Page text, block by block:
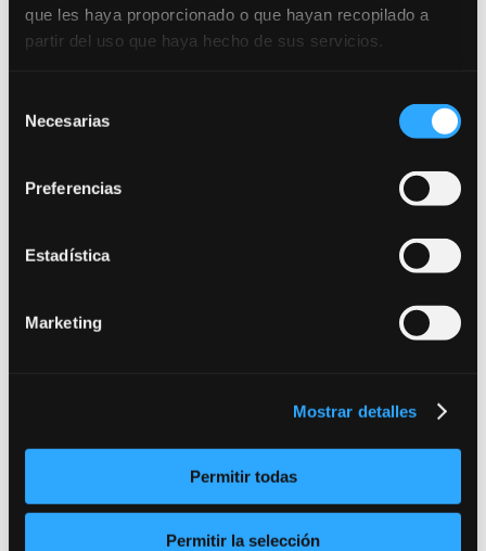
que les haya proporcionado o que hayan recopilado a
partir del uso que haya hecho de sus servicios.
Necesarias
Preferencias
Estadística
Marketing
Mostrar detalles
Permitir todas
Permitir la selección